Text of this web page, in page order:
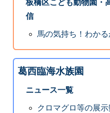
板橋区こども動物園
信
馬の気持ち！わかる
葛西臨海水族園
ニュース一覧
クロマグロ等の展